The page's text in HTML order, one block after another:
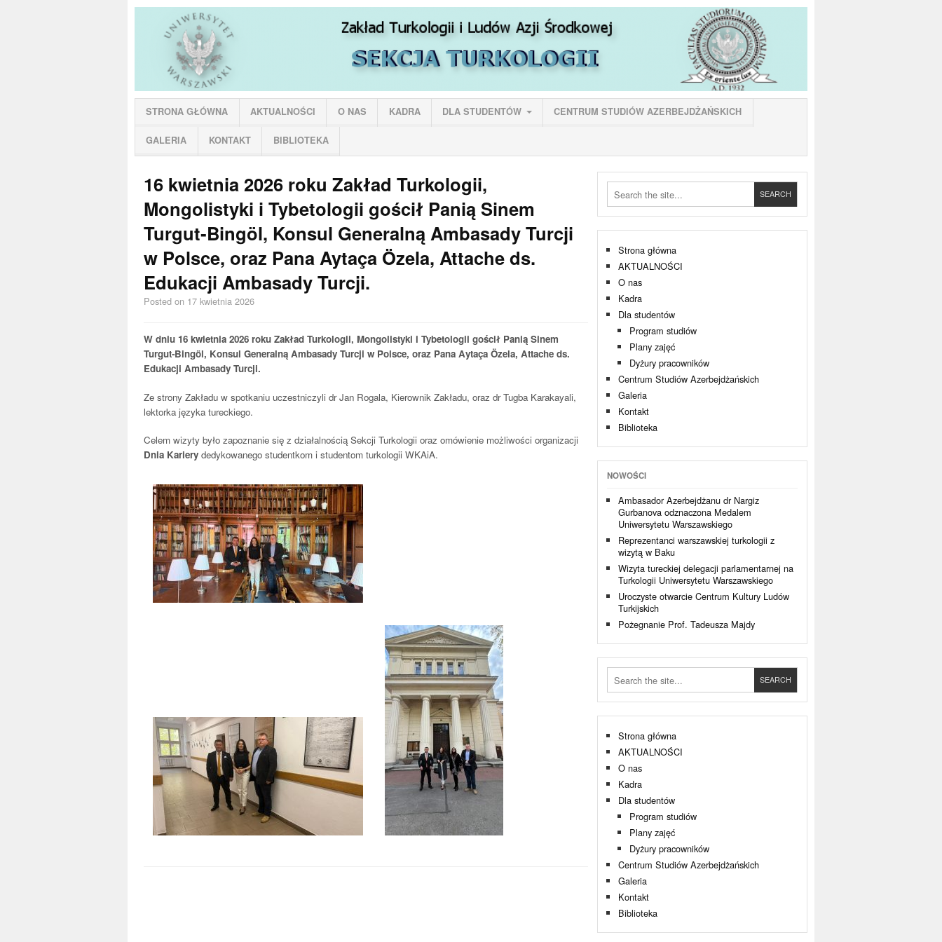
STRONA GŁÓWNA AKTUALNOŚCI O NAS KADRA DLA STUDENTÓW CENTRUM STUDIÓW AZERBEJDŻAŃSKICH
GALERIA KONTAKT BIBLIOTEKA
16 kwietnia 2026 roku Zakład Turkologii,
Mongolistyki i Tybetologii gościł Panią Sinem
Turgut‑Bingöl, Konsul Generalną Ambasady Turcji
w Polsce, oraz Pana Aytaça Özela, Attache ds.
Edukacji Ambasady Turcji.
Posted on 17 kwietnia 2026
W dniu 16 kwietnia 2026 roku Zakład Turkologii, Mongolistyki i Tybetologii gościł Panią Sinem
Turgut‑Bingöl, Konsul Generalną Ambasady Turcji w Polsce, oraz Pana Aytaça Özela, Attache ds.
Edukacji Ambasady Turcji.
Ze strony Zakładu w spotkaniu uczestniczyli dr Jan Rogala, Kierownik Zakładu, oraz dr Tugba Karakayali,
lektorka języka tureckiego.
Celem wizyty było zapoznanie się z działalnością Sekcji Turkologii oraz omówienie możliwości organizacji
Dnia Karierydedykowanego studentkom i studentom turkologii WKAiA.
Strona główna
AKTUALNOŚCI
O nas
Kadra
Dla studentów
Program studiów
Plany zajęć
Dyżury pracowników
Centrum Studiów Azerbejdżańskich
Galeria
Kontakt
Biblioteka
NOWOŚCI
Ambasador Azerbejdżanu dr Nargiz
Gurbanova odznaczona Medalem
Uniwersytetu Warszawskiego
Reprezentanci warszawskiej turkologii z
wizytą w Baku
Wizyta tureckiej delegacji parlamentarnej na
Turkologii Uniwersytetu Warszawskiego
Uroczyste otwarcie Centrum Kultury Ludów
Turkijskich
Pożegnanie Prof. Tadeusza Majdy
Strona główna
AKTUALNOŚCI
O nas
Kadra
Dla studentów
Program studiów
Plany zajęć
Dyżury pracowników
Centrum Studiów Azerbejdżańskich
Galeria
Kontakt
Biblioteka